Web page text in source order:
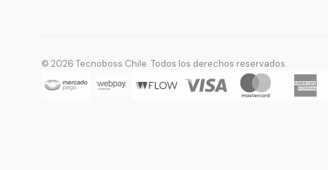
© 2026 Tecnoboss Chile. Todos los derechos reservados.